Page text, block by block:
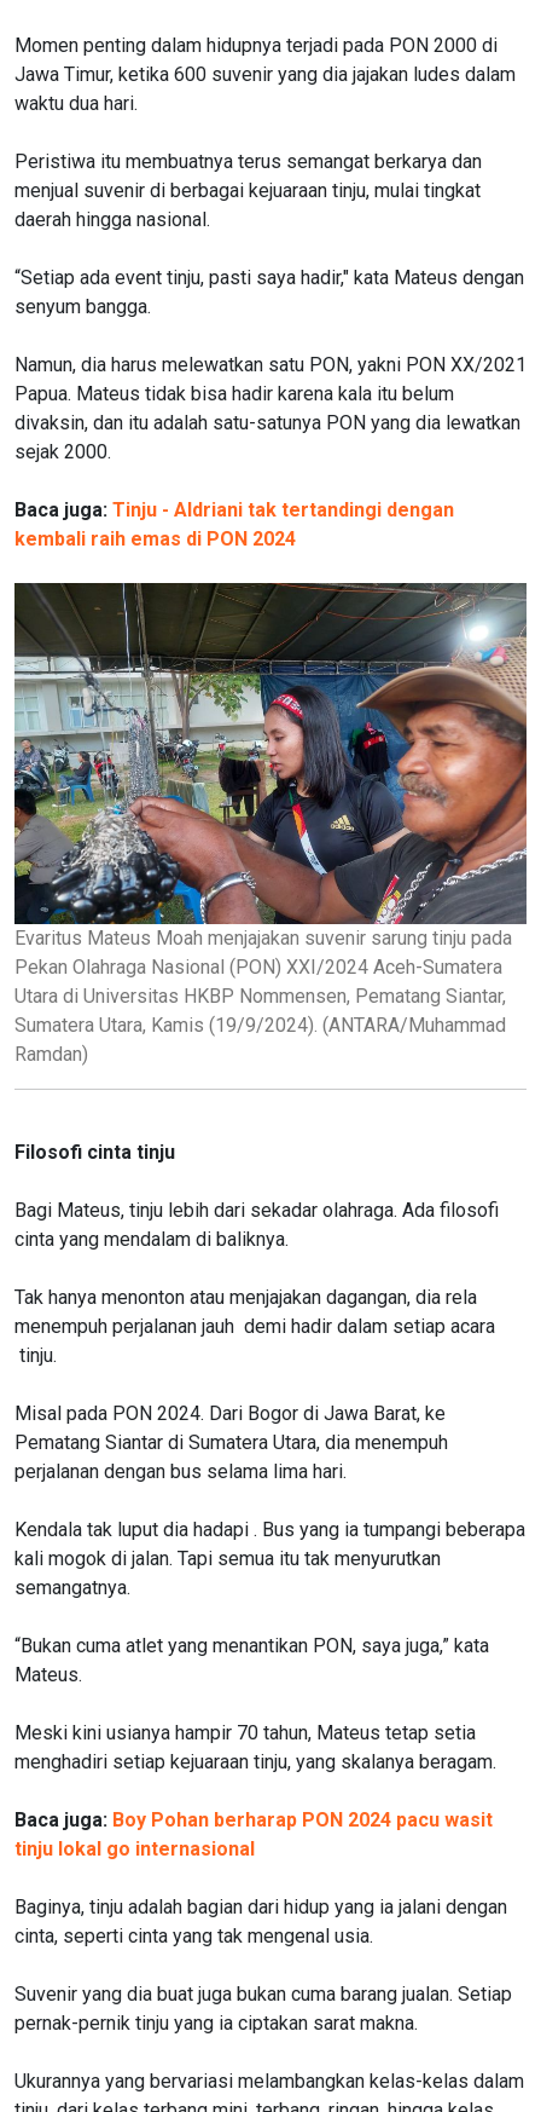
Momen penting dalam hidupnya terjadi pada PON 2000 di
Jawa Timur, ketika 600 suvenir yang dia jajakan ludes dalam
waktu dua hari.
Peristiwa itu membuatnya terus semangat berkarya dan
menjual suvenir di berbagai kejuaraan tinju, mulai tingkat
daerah hingga nasional.
“Setiap ada event tinju, pasti saya hadir," kata Mateus dengan
senyum bangga.
Namun, dia harus melewatkan satu PON, yakni PON XX/2021
Papua. Mateus tidak bisa hadir karena kala itu belum
divaksin, dan itu adalah satu-satunya PON yang dia lewatkan
sejak 2000.
Baca juga: Tinju - Aldriani tak tertandingi dengan
kembali raih emas di PON 2024
Evaritus Mateus Moah menjajakan suvenir sarung tinju pada
Pekan Olahraga Nasional (PON) XXI/2024 Aceh-Sumatera
Utara di Universitas HKBP Nommensen, Pematang Siantar,
Sumatera Utara, Kamis (19/9/2024). (ANTARA/Muhammad
Ramdan)
Filosofi cinta tinju
Bagi Mateus, tinju lebih dari sekadar olahraga. Ada filosofi
cinta yang mendalam di baliknya.
Tak hanya menonton atau menjajakan dagangan, dia rela
menempuh perjalanan jauh demi hadir dalam setiap acara
tinju.
Misal pada PON 2024. Dari Bogor di Jawa Barat, ke
Pematang Siantar di Sumatera Utara, dia menempuh
perjalanan dengan bus selama lima hari.
Kendala tak luput dia hadapi . Bus yang ia tumpangi beberapa
kali mogok di jalan. Tapi semua itu tak menyurutkan
semangatnya.
“Bukan cuma atlet yang menantikan PON, saya juga,” kata
Mateus.
Meski kini usianya hampir 70 tahun, Mateus tetap setia
menghadiri setiap kejuaraan tinju, yang skalanya beragam.
Baca juga: Boy Pohan berharap PON 2024 pacu wasit
tinju lokal go internasional
Baginya, tinju adalah bagian dari hidup yang ia jalani dengan
cinta, seperti cinta yang tak mengenal usia.
Suvenir yang dia buat juga bukan cuma barang jualan. Setiap
pernak-pernik tinju yang ia ciptakan sarat makna.
Ukurannya yang bervariasi melambangkan kelas-kelas dalam